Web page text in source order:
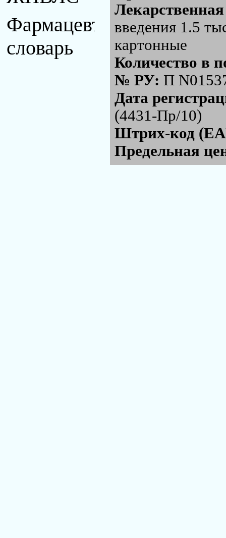
Фармацевтический
словарь
введения 1.5
картонные
Количество в
№ РУ: П
Дата
(4431-Пр/10)
Штрих-код
Предельная